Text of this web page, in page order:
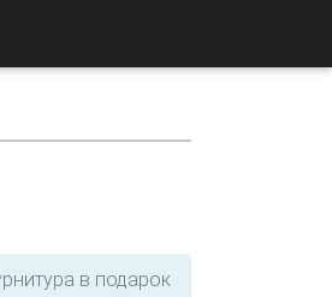
в подарок